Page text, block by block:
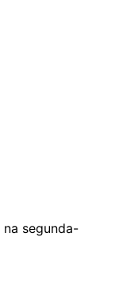
segunda-